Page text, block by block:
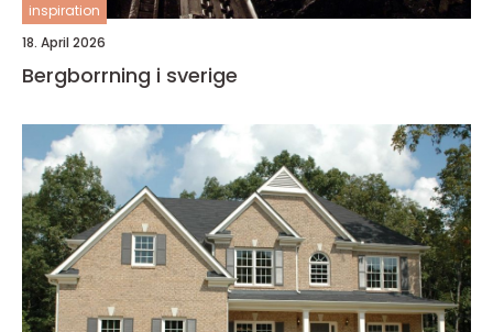
inspiration
18. April 2026
Bergborrning i sverige